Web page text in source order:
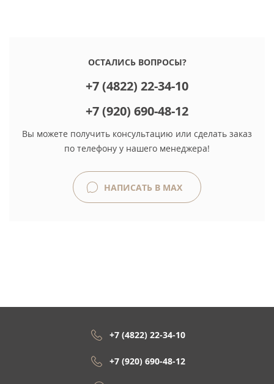
ОСТАЛИСЬ ВОПРОСЫ?
+7 (4822) 22-34-10
+7 (920) 690-48-12
Вы можете получить консультацию или сделать заказ
по телефону у нашего менеджера!
НАПИСАТЬ В MAX
+7 (4822) 22-34-10
+7 (920) 690-48-12